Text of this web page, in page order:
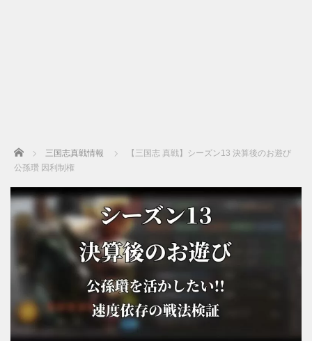
Home 三国志真戦情報
【三国志 真戦】シーズン13 決算後のお遊び
公孫瓚 因利制権